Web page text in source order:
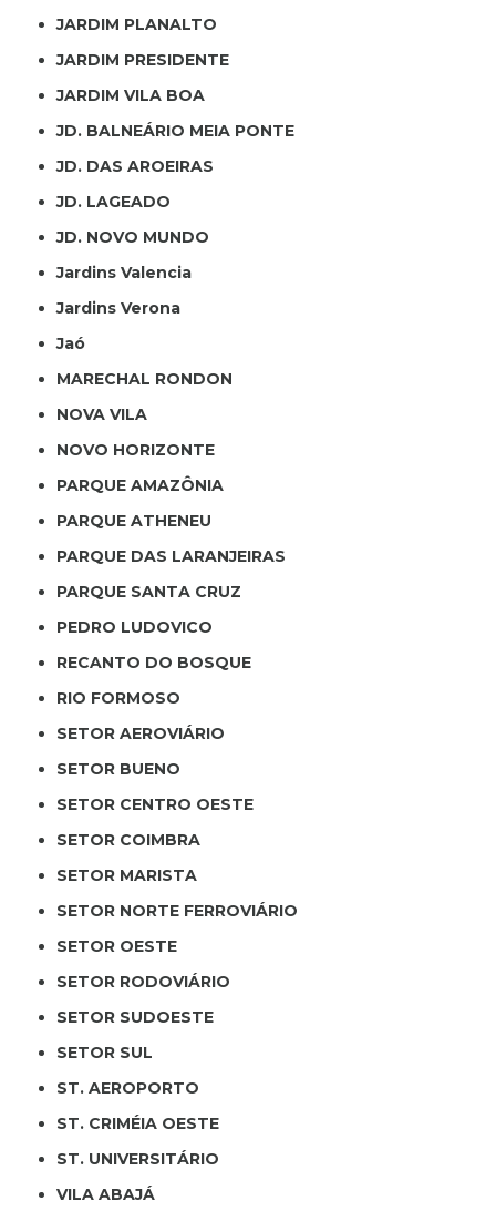
JARDIM PLANALTO
JARDIM PRESIDENTE
JARDIM VILA BOA
JD. BALNEÁRIO MEIA PONTE
JD. DAS AROEIRAS
JD. LAGEADO
JD. NOVO MUNDO
Jardins Valencia
Jardins Verona
Jaó
MARECHAL RONDON
NOVA VILA
NOVO HORIZONTE
PARQUE AMAZÔNIA
PARQUE ATHENEU
PARQUE DAS LARANJEIRAS
PARQUE SANTA CRUZ
PEDRO LUDOVICO
RECANTO DO BOSQUE
RIO FORMOSO
SETOR AEROVIÁRIO
SETOR BUENO
SETOR CENTRO OESTE
SETOR COIMBRA
SETOR MARISTA
SETOR NORTE FERROVIÁRIO
SETOR OESTE
SETOR RODOVIÁRIO
SETOR SUDOESTE
SETOR SUL
ST. AEROPORTO
ST. CRIMÉIA OESTE
ST. UNIVERSITÁRIO
VILA ABAJÁ